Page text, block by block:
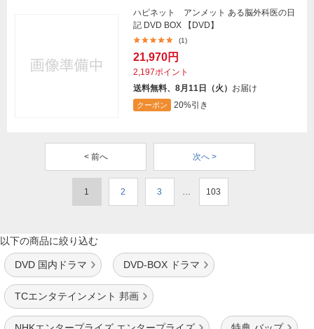
ハピネット アンメット ある脳外科医の日
記 DVD BOX 【DVD】
(1)
21,970円
2,197ポイント
送料無料、8月11日（火） お届け
クーポン 20%引き
< 前へ 次へ >
1 2 3 … 103
以下の商品に絞り込む
DVD 国内ドラマ DVD-BOX ドラマ
TCエンタテインメント 邦画